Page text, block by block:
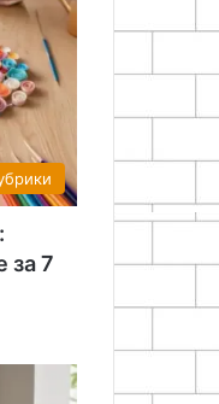
за 7